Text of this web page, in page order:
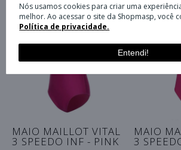
MAIO MAILLOT VITAL
3 SPEEDO INF - PINK
MAIO
3
Nós usamos cookies para criar uma
melhor. Ao acessar o site da Shopmasp, você
Política de privacidade.
Entendi!